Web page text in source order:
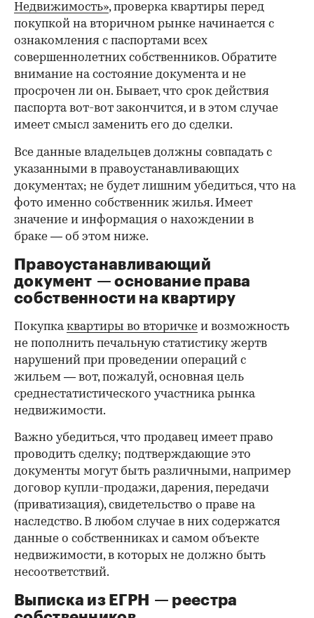
Недвижимость», проверка квартиры перед
покупкой на вторичном рынке начинается с
ознакомления с паспортами всех
совершеннолетних собственников. Обратите
внимание на состояние документа и не
просрочен ли он. Бывает, что срок действия
паспорта вот-вот закончится, и в этом случае
имеет смысл заменить его до сделки.
00:00 / 00:00
Все данные владельцев должны совпадать с
указанными в правоустанавливающих
документах; не будет лишним убедиться, что на
фото именно собственник жилья. Имеет
значение и информация о нахождении в
браке — об этом ниже.
Правоустанавливающий
документ — основание права
собственности на квартиру
Покупкаквартиры во вторичке и возможность
не пополнить печальную статистику жертв
нарушений при проведении операций с
жильем — вот, пожалуй, основная цель
среднестатистического участника рынка
недвижимости.
Важно убедиться, что продавец имеет право
проводить сделку; подтверждающие это
документы могут быть различными, например
договор купли-продажи, дарения, передачи
(приватизация), свидетельство о праве на
наследство. В любом случае в них содержатся
данные о собственниках и самом объекте
недвижимости, в которых не должно быть
несоответствий.
Выписка из ЕГРН — реестра